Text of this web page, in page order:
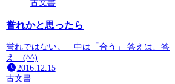
古文書
誉れかと思ったら
誉れではない。 中は「合う」 答えは、答
え (^^)
2016.12.15
古文書